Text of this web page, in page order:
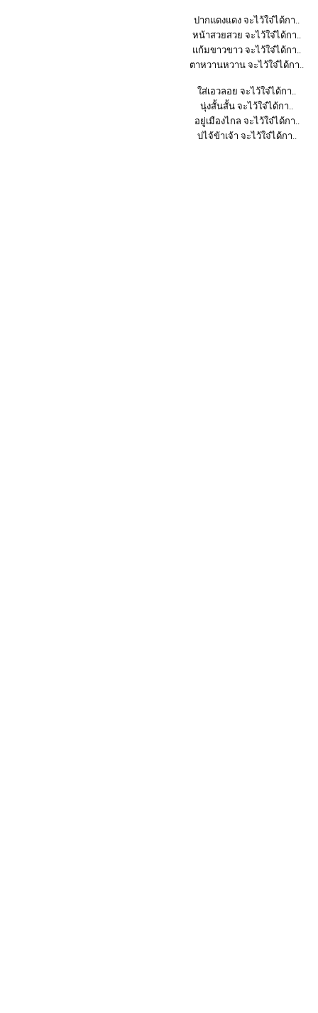
ปากแดงแดง จะไว้ใจ๋ได้กา..
หน้าสวยสวย จะไว้ใจ๋ได้กา..
แก้มขาวขาว จะไว้ใจ๋ได้กา..
ตาหวานหวาน จะไว้ใจ๋ได้กา..
ใส่เอวลอย จะไว้ใจ๋ได้กา..
นุ่งสั้นสั้น จะไว้ใจ๋ได้กา..
อยู่เมืองไกล จะไว้ใจ๋ได้กา..
บ่ไจ้ข้าเจ้า จะไว้ใจ๋ได้กา..